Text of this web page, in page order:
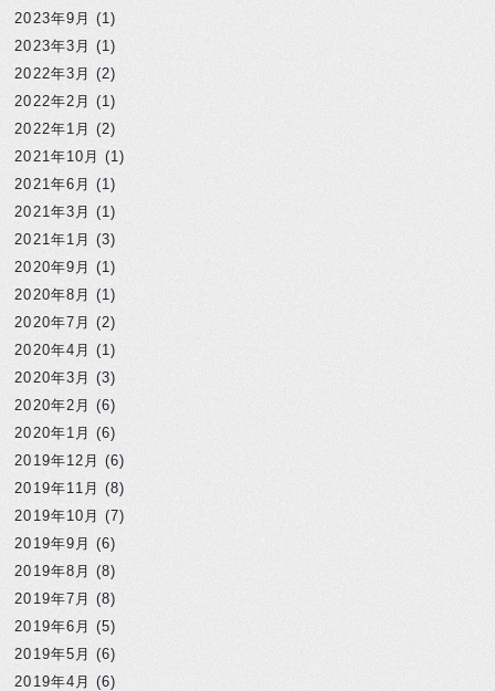
2023年9月 (1)
2023年3月 (1)
2022年3月 (2)
2022年2月 (1)
2022年1月 (2)
2021年10月 (1)
2021年6月 (1)
2021年3月 (1)
2021年1月 (3)
2020年9月 (1)
2020年8月 (1)
2020年7月 (2)
2020年4月 (1)
2020年3月 (3)
2020年2月 (6)
2020年1月 (6)
2019年12月 (6)
2019年11月 (8)
2019年10月 (7)
2019年9月 (6)
2019年8月 (8)
2019年7月 (8)
2019年6月 (5)
2019年5月 (6)
2019年4月 (6)